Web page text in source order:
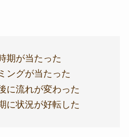
期が当たった
ングが当たった
に流れが変わった
に状況が好転した